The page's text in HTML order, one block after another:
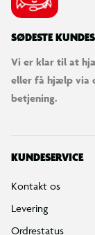
SØDESTE
Vi er klar til at
eller få hjælp via
betjening.
KUNDESERVICE
Kontakt os
Levering
Ordrestatus